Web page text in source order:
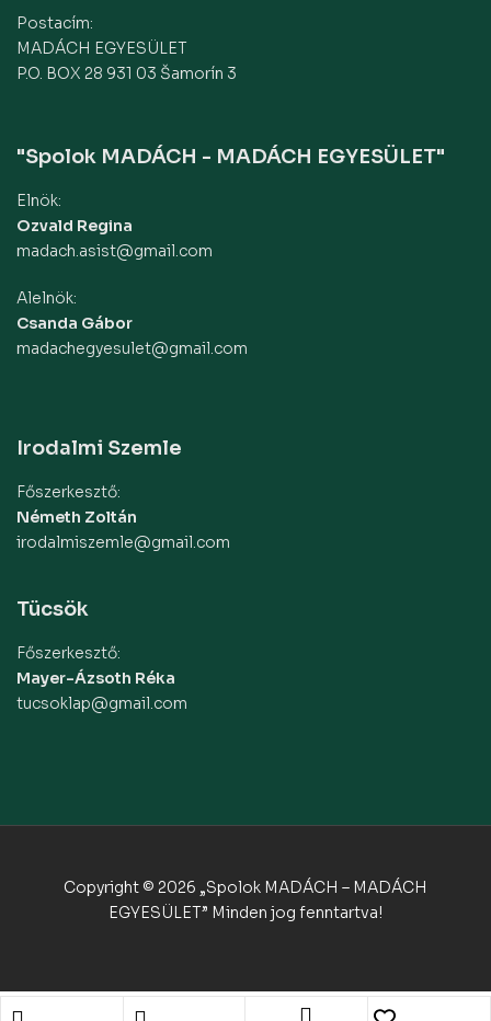
Postacím:
MADÁCH EGYESÜLET
P.O. BOX 28 931 03 Šamorín 3
"Spolok MADÁCH - MADÁCH EGYESÜLET"
Elnök:
Ozvald Regina
madach.asist@gmail.com
Alelnök:
Csanda Gábor
madachegyesulet@gmail.com
Irodalmi Szemle
Főszerkesztő:
Németh Zoltán
irodalmiszemle@gmail.com
Tücsök
Főszerkesztő:
Mayer-Ázsoth Réka
tucsoklap@gmail.com
Copyright © 2026 „Spolok MADÁCH – MADÁCH
EGYESÜLET” Minden jog fenntartva!